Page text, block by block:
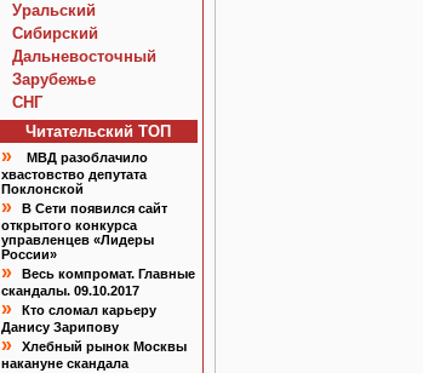
Уральский
Сибирский
Дальневосточный
Зарубежье
СНГ
Читательский TOП
»
МВД разоблачило
хвастовство депутата
Поклонской
»
В Сети появился сайт
открытого конкурса
управленцев «Лидеры
России»
»
Весь компромат. Главные
скандалы. 09.10.2017
»
Кто сломал карьеру
Данису Зарипову
»
Хлебный рынок Москвы
накануне скандала